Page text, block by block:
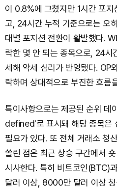
이 0.8%에 그쳤지만 1시간 포
고, 24시간 누적 기준으로는 오
대별 포지션 전환이 활발했다.
락한 몇 안 되는 종목으로, 24
세해 약세 심리가 반영됐다. OP
락하며 상대적으로 부진한 흐름
특이사항으로는 제공된 순위 데
defined'로 표시돼 해당 종목은
필요가 있다. 또 전체 거래소 청
쏠린 점은 최근 상승 구간에서
시사한다. 특히 비트코인(BTC)
달러 이상, 8000만 달러 이상